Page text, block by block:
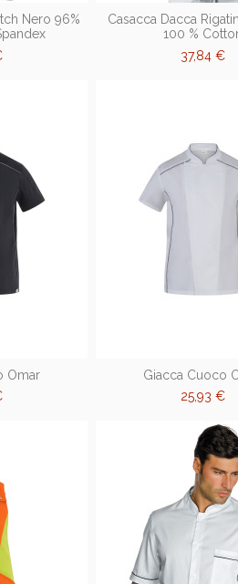
Nero 96%
Casacca Dacca
100 %
37,84 €
Omar
Giacca Cuoco
25,93 €